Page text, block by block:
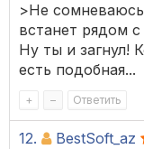
>Не
встанет рядом
Ну ты и загнул!
есть подобная...
+ – Ответить
12. BestSoft_az